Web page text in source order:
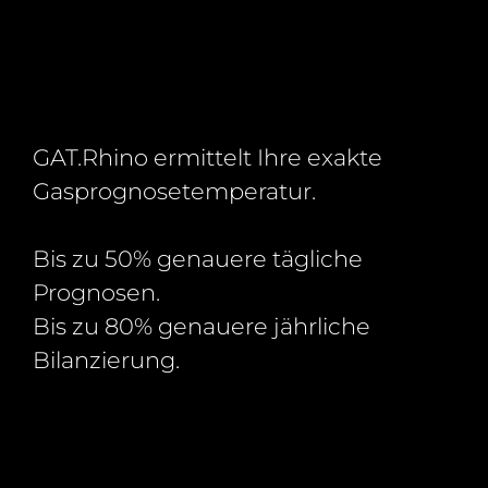
GAT.Rhino ermittelt Ihre exakte
Gasprognosetemperatur.
Bis zu 50% genauere tägliche
Prognosen.
Bis zu 80% genauere jährliche
Bilanzierung.